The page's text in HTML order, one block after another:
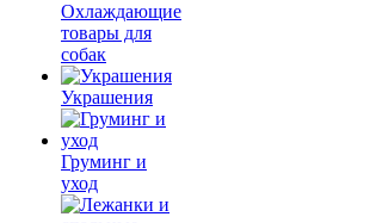
Охлаждающие
товары для
собак
Украшения
Груминг и
уход